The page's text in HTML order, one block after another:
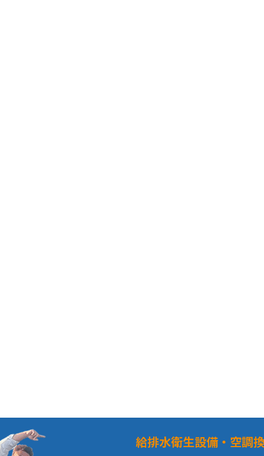
給排水衛生設備・空調